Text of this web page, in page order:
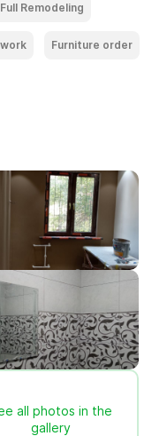
Full Remodeling
Furniture order
all photos in the
gallery